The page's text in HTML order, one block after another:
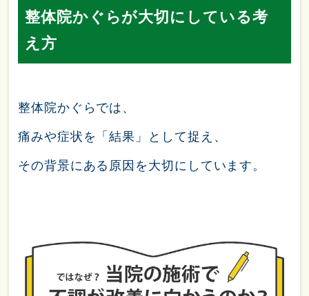
整体院かぐらが大切にしている考
え方
整体院かぐらでは、
痛みや症状を「結果」として捉え、
その背景にある原因を大切にしています。